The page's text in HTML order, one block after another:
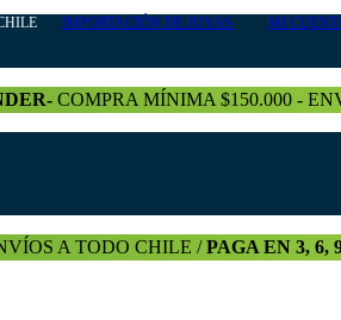
CHILE IMPORTACIÓN DE JOYAS MI
COMPRA MÍNIMA $150.000 -
A TODO CHILE /PAGA EN 3, 6,